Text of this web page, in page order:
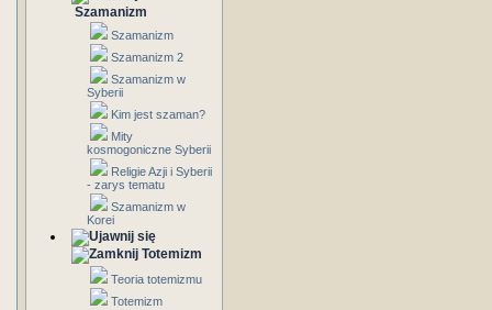
Szamanizm
Szamanizm
Szamanizm 2
Szamanizm w
Syberii
Kim jest szaman?
Mity
kosmogoniczne Syberii
Religie Azji i Syberii
- zarys tematu
Szamanizm w
Korei
Totemizm
Teoria totemizmu
Totemizm